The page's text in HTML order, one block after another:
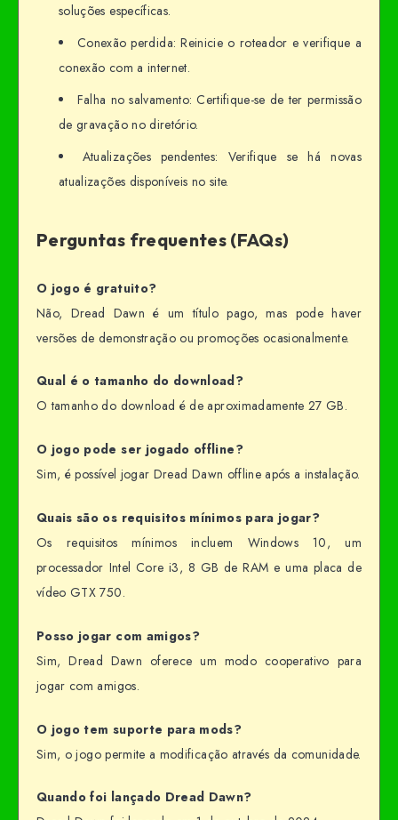
soluções específicas.
Conexão perdida: Reinicie o roteador e verifique a
conexão com a internet.
Falha no salvamento: Certifique-se de ter permissão
de gravação no diretório.
Atualizações pendentes: Verifique se há novas
atualizações disponíveis no site.
Perguntas frequentes (FAQs)
O jogo é gratuito?
Não, Dread Dawn é um título pago, mas pode haver
versões de demonstração ou promoções ocasionalmente.
Qual é o tamanho do download?
O tamanho do download é de aproximadamente 27 GB.
O jogo pode ser jogado offline?
Sim, é possível jogar Dread Dawn offline após a instalação.
Quais são os requisitos mínimos para jogar?
Os requisitos mínimos incluem Windows 10, um
processador Intel Core i3, 8 GB de RAM e uma placa de
vídeo GTX 750.
Posso jogar com amigos?
Sim, Dread Dawn oferece um modo cooperativo para
jogar com amigos.
O jogo tem suporte para mods?
Sim, o jogo permite a modificação através da comunidade.
Quando foi lançado Dread Dawn?